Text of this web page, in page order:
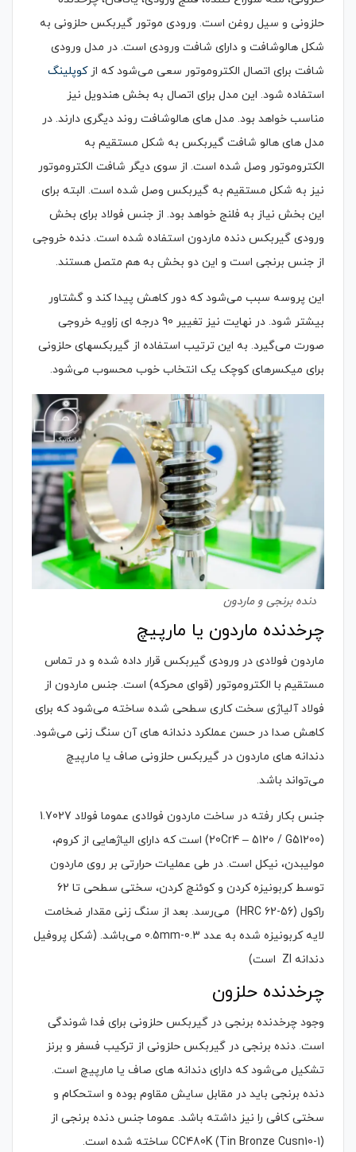
حلزونی و سیل روغن است. ورودی موتور گیربکس حلزونی به
شکل هالوشافت و دارای شافت ورودی است. در مدل ورودی
شافت برای اتصال الکتروموتور سعی می‌شود که ازکوپلینگ
استفاده شود. این مدل برای اتصال به بخش هندویل نیز
مناسب خواهد بود. مدل های هالوشافت روند دیگری دارند. در
مدل های هالو شافت گیربکس به شکل مستقیم به
الکتروموتور وصل شده است. از سوی دیگر شافت الکتروموتور
نیز به شکل مستقیم به گیربکس وصل شده است. البته برای
این بخش نیاز به فلنج خواهد بود. از جنس فولاد برای بخش
ورودی گیربکس دنده ماردون استفاده شده است. دنده خروجی
از جنس برنجی است و این دو بخش به هم متصل هستند.
این پروسه سبب می‌شود که دور کاهش پیدا کند و گشتاور
بیشتر شود. در نهایت نیز تغییر 90 درجه ای زاویه خروجی
صورت می‌گیرد. به این ترتیب استفاده از گیربکسهای حلزونی
برای میکسرهای کوچک یک انتخاب خوب محسوب می‌شود.
دنده برنجی و ماردون
چرخدنده ماردون یا مارپیچ
ماردون فولادی در ورودی گیربکس قرار داده شده و در تماس
مستقیم با الکتروموتور (قوای محرکه) است. جنس ماردون از
فولاد آلیاژی سخت کاری سطحی شده ساخته می‌شود که برای
کاهش صدا در حسن عملکرد دندانه های آن سنگ زنی می‌شود.
دندانه های ماردون در گیربکس حلزونی صاف یا مارپیچ
می‌تواند باشد.
جنس بکار رفته در ساخت ماردون فولادی عموما فولاد 1.7027
(20Cr4 – 5120 / G51200) است که دارای الیاژهایی از کروم،
مولیبدن، نیکل است. در طی عملیات حرارتی بر روی ماردون
توسط کربونیزه کردن و کوئنچ کردن، سختی سطحی تا 62
راکول (56-62 HRC) می‌رسد. بعد از سنگ زنی مقدار ضخامت
لایه کربونیزه شده به عدد 0.3-0.5mm می‌باشد. (شکل پروفیل
دندانه ZI است)
چرخدنده حلزون
وجود چرخدنده برنجی در گیربکس حلزونی برای فدا شوندگی
است. دنده برنجی در گیربکس حلزونی از ترکیب فسفر و برنز
تشکیل می‌شود که دارای دندانه های صاف یا مارپیچ است.
دنده برنجی باید در مقابل سایش مقاوم بوده و استحکام و
سختی کافی را نیز داشته باشد. عموما جنس دنده برنجی از
(Tin Bronze Cusn10-1) CC480K ساخته شده است.